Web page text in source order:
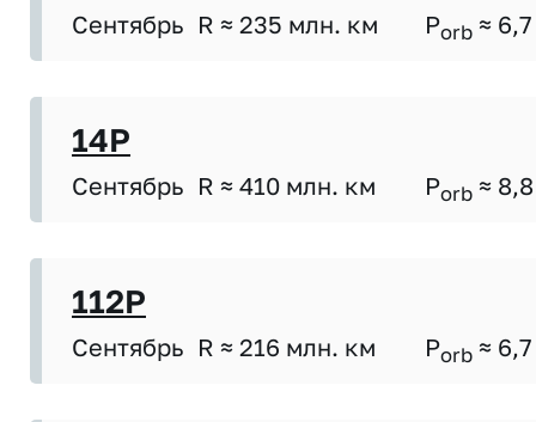
Сентябрь R ≈ 235 млн. км Porb ≈ 6,7
14P
Сентябрь R ≈ 410 млн. км Porb ≈ 8,8
112P
Сентябрь R ≈ 216 млн. км Porb ≈ 6,7